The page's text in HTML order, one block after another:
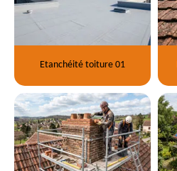
Etanchéité toiture 01